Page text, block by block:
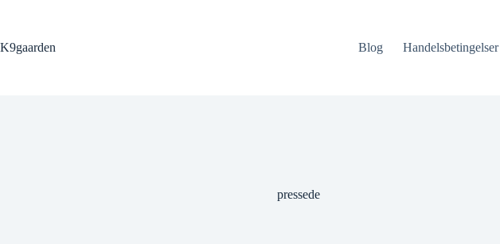
K9gaarden
Blog Handelsbetingelser
pressede